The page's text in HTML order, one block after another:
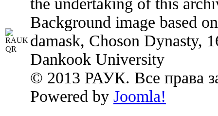
Background image based
damask, Choson Dynasty,
Dankook University
© 2013 РАУК. Все права
Powered by Joomla!